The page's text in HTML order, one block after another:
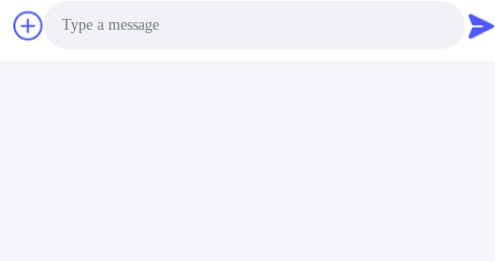
पता
तीसरी मंजिल, B15 हुआचुआंग औद्योगिक क्षेत्र, जिनशान कुन, शिजी टाउन, पान्यू